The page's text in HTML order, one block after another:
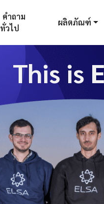
คำถาม
ทั่วไป
ผลิตภัณฑ์
This is